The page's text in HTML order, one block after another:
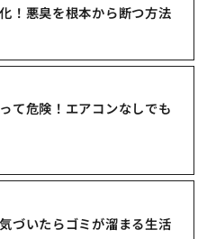
！悪臭を根本から断つ方法
て危険！エアコンなしでも
づいたらゴミが溜まる生活